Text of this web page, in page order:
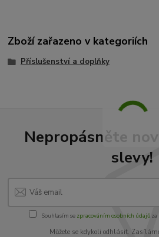
Zboží zařazeno v kategoriích
Příslušenství a doplňky
Nepropásněte
slevy!
Souhlasím se zpracováním osobních údajůza
Můžete se kdykoli odhlásit.